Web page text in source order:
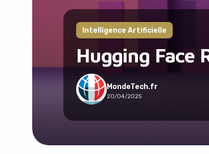
Intelligence Artificielle
Hugging Face
MondeTech.fr
20/04/2025